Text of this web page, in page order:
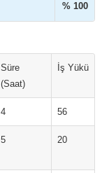
% 100
Süre
(Saat)
İş Yükü
4 56
5 20